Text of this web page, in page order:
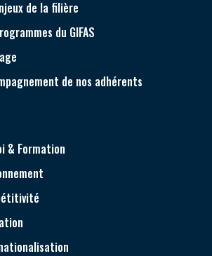
de la filière
du GIFAS
de nos adhérents
& Formation